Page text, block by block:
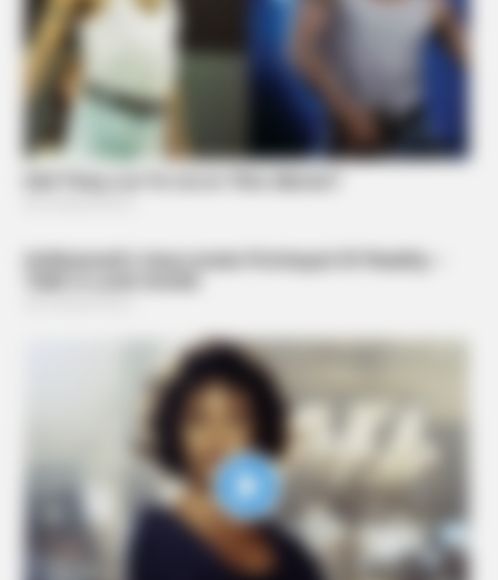
Remember Chaz Bono? You Better Sit Down Before You See
Barron's Surprising Advice Made All The Difference For